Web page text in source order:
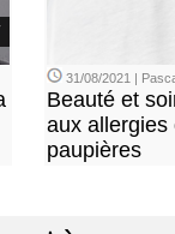
31/08/2021 |
Beauté et
aux allergies
paupières